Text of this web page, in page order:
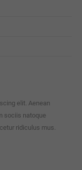
elit. Aenean
sociis natoque
ridiculus mus.